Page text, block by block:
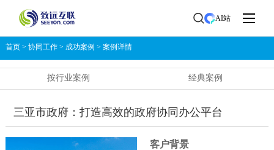
AI站
首页> 协同工作> 成功案例 > 案例详情
按行业案例 经典案例
三亚市政府：打造高效的政府协同办公平台
客户背景